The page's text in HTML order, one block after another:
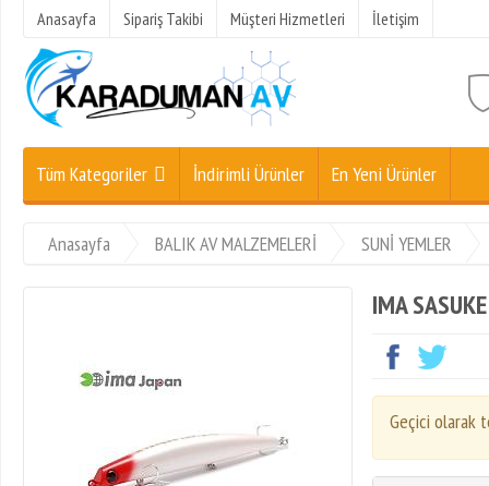
Anasayfa Sipariş Takibi Müşteri Hizmetleri İletişim
Tüm Kategoriler İndirimli Ürünler En Yeni Ürünler
Anasayfa BALIK AV MALZEMELERİ SUNİ YEMLER
IMA
Geçici olarak